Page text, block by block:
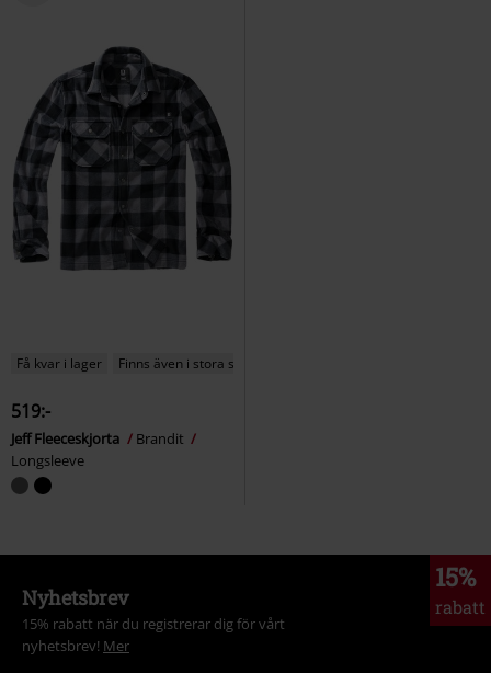
Få kvar i lager Finns även i stora storlekar
519:-
Jeff Fleeceskjorta
Brandit
Longsleeve
15%
rabatt
Nyhetsbrev
15% rabatt när du registrerar dig för vårt
nyhetsbrev! Mer